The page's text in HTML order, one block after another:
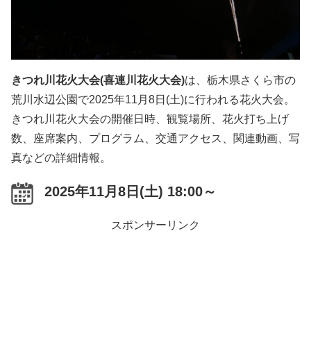
きつれ川花火大会(喜連川花火大会)は、栃木県さくら市の
荒川水辺公園で2025年11月8日(土)に行われる花火大会。
きつれ川花火大会の開催日時、観覧場所、花火打ち上げ
数、座席案内、プログラム、交通アクセス、関連動画、写
真などの詳細情報。
2025年11月8日(土) 18:00～
スポンサーリンク